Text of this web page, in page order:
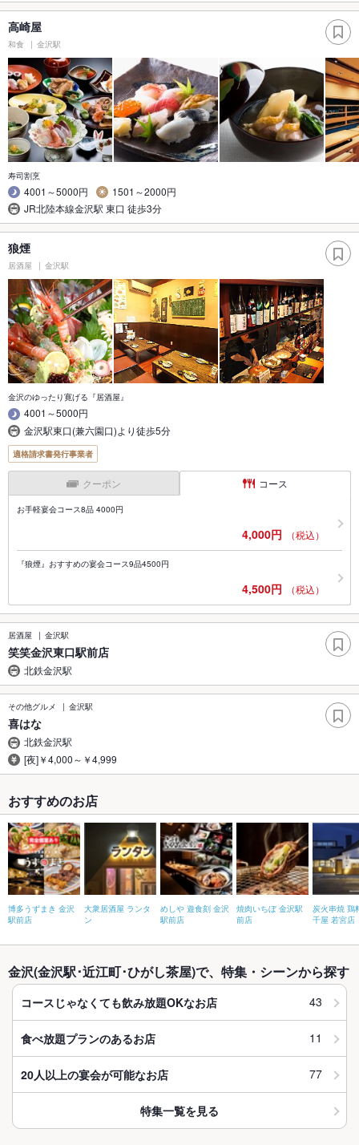
高崎屋
和食 金沢駅
寿司割烹
4001～5000円
1501～2000円
JR北陸本線金沢駅 東口 徒歩3分
狼煙
居酒屋 金沢駅
金沢のゆったり寛げる『居酒屋』
4001～5000円
金沢駅東口(兼六園口)より徒歩5分
適格請求書発行事業者
クーポン コース
お手軽宴会コース8品 4000円
4,000円 （税込）
『狼煙』おすすめの宴会コース9品4500円
4,500円 （税込）
居酒屋 金沢駅
笑笑金沢東口駅前店
北鉄金沢駅
その他グルメ 金沢駅
喜はな
北鉄金沢駅
[夜]￥4,000～￥4,999
おすすめのお店
博多うずまき 金沢
駅前店
大衆居酒屋 ランタ
ン
めしや 遊食刻 金沢
駅前店
焼肉いちぼ 金沢駅
前店
炭火串焼 鶏
千屋 若宮店
金沢(金沢駅･近江町･ひがし茶屋)で、特集・シーンから探す
コースじゃなくても飲み放題OKなお店 43
食べ放題プランのあるお店 11
20人以上の宴会が可能なお店 77
特集一覧を見る